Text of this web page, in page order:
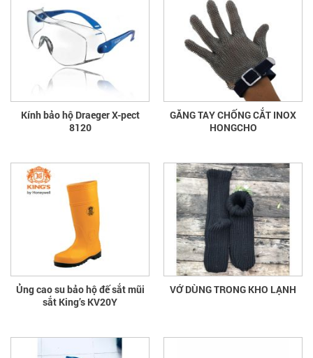
Kính bảo hộ Draeger X-pect
8120
GĂNG TAY CHỐNG CẮT INOX
HONGCHO
Ủng cao su bảo hộ đế sắt mũi
sắt King’s KV20Y
VỚ DÙNG TRONG KHO LẠNH